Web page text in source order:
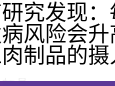
究发现
风险会
制品的